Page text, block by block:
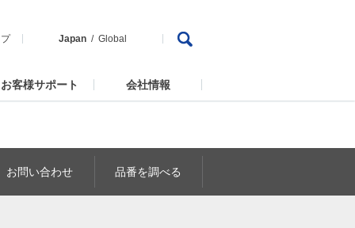
Japan Global
お客様サポート 会社情報
お問い合わせ 品番を調べる